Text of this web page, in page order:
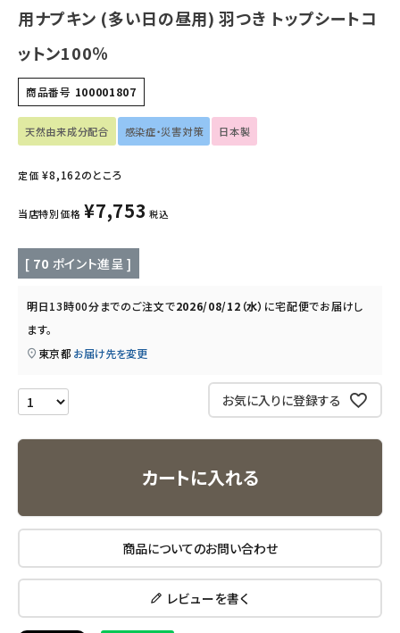
フェムケア
インナー・下着・ナイトウェア
キッズ・ベビー・マタニティ
キッチン用品
ブランド
定期購入
ナチュラムーン
用ナプキン (多い日の昼用) 羽つき トップシートコ
ットン100％
商品番号 100001807
天然由来成分配合 感染症・災害対策 日本製
定価 ¥8,162のところ
当店特別価格 ¥7,753 税込
[ 70 ポイント進呈 ]
明日13時00分までのご注文で2026/08/12（水） に宅配便でお届けし
ます。
東京都 お届け先を変更
お気に入りに登録する
カートに入れる
商品についてのお問い合わせ
レビューを書く